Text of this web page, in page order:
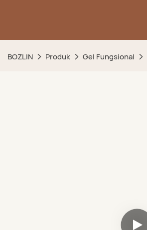
BOZLIN Produk Gel Fungsional